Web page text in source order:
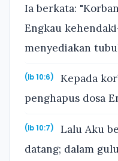
Ia berkata:
Engkau
menyediakan
(Ib 10:6)
Kepada
penghapus dosa
(Ib 10:7)
Lalu Aku
datang; dalam